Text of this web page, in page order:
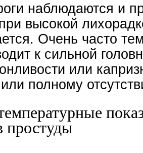
наблюдаются и
высокой
Очень часто
к сильной
или
полному
простуды